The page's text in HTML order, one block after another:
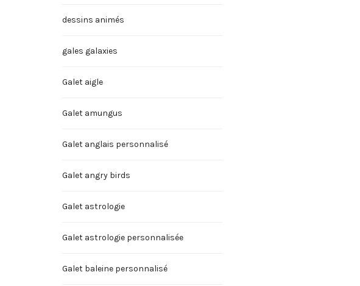
dessins animés
gales galaxies
Galet aigle
Galet amungus
Galet anglais personnalisé
Galet angry birds
Galet astrologie
Galet astrologie personnalisée
Galet baleine personnalisé